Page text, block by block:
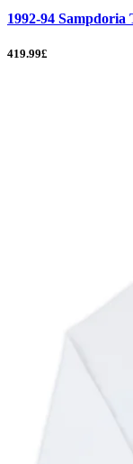
1992-94
419.99£